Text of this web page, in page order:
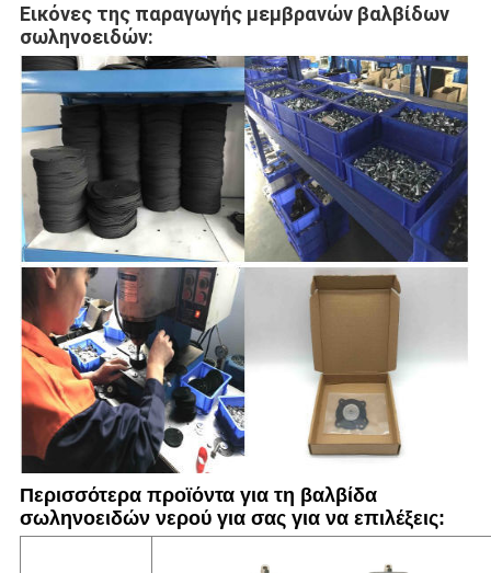
Εικόνες της παραγωγής μεμβρανών βαλβίδων
σωληνοειδών:
Περισσότερα προϊόντα για τη βαλβίδα
σωληνοειδών νερού για σας για να επιλέξεις: